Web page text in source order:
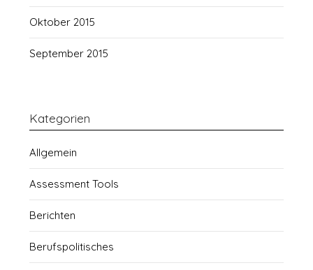
Oktober 2015
September 2015
Kategorien
Allgemein
Assessment Tools
Berichten
Berufspolitisches